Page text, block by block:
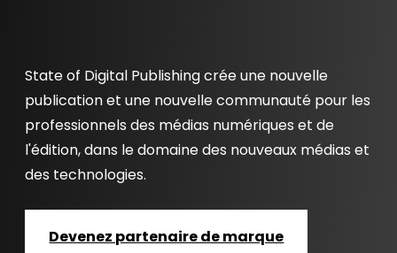
State of Digital Publishing crée une nouvelle
publication et une nouvelle communauté pour les
professionnels des médias numériques et de
l'édition, dans le domaine des nouveaux médias et
des technologies.
Devenez partenaire de marque